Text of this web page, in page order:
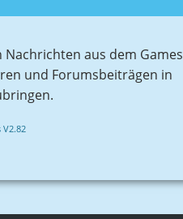
aus dem Games
und Forumsbeiträgen in